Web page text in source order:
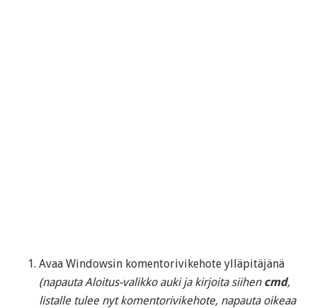
Avaa Windowsin komentorivikehote ylläpitäjänä
(napauta Aloitus-valikko auki ja kirjoita siihen cmd,
listalle tulee nyt komentorivikehote, napauta oikeaa